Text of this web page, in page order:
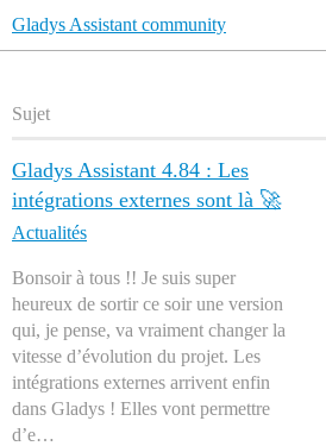
Gladys Assistant community
Sujet
Gladys Assistant 4.84 : Les
intégrations externes sont là 🚀
Actualités
Bonsoir à tous !! Je suis super
heureux de sortir ce soir une version
qui, je pense, va vraiment changer la
vitesse d’évolution du projet. Les
intégrations externes arrivent enfin
dans Gladys ! Elles vont permettre
d’e…